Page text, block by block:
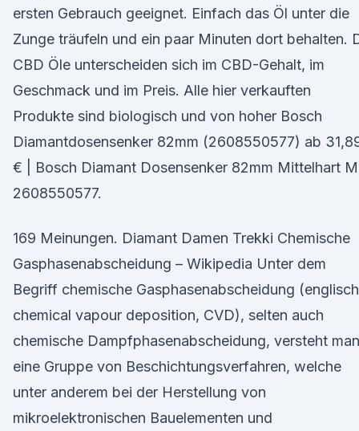
ersten Gebrauch geeignet. Einfach das Öl unter die
Zunge träufeln und ein paar Minuten dort behalten.
CBD Öle unterscheiden sich im CBD-Gehalt, im
Geschmack und im Preis. Alle hier verkauften
Produkte sind biologisch und von hoher Bosch
Diamantdosensenker 82mm (2608550577) ab
€ | Bosch Diamant Do­sen­sen­ker 82mm Mittelhart
2608550577.
169 Meinungen. Diamant Damen Trek­ki Chemische
Gasphasenabscheidung – Wikipedia Unter dem
Begriff chemische Gasphasenabscheidung (englisch
chemical vapour deposition, CVD), selten auch
chemische Dampfphasenabscheidung, versteht man
eine Gruppe von Beschichtungsverfahren, welche
unter anderem bei der Herstellung von
mikroelektronischen Bauelementen und